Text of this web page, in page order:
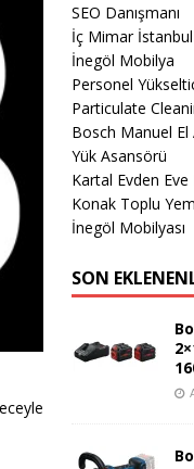
SEO Danışmanı
İç Mimar İstanbul
İnegöl Mobilya
Personel
Particulate
Bosch Manuel El
Yük Asansörü
Kartal Evden
Konak Toplu
İnegöl Mobilyası
SON